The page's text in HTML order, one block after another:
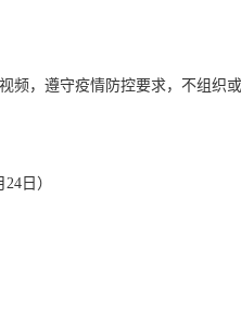
，遵守疫情防控要求，不组织或
日）